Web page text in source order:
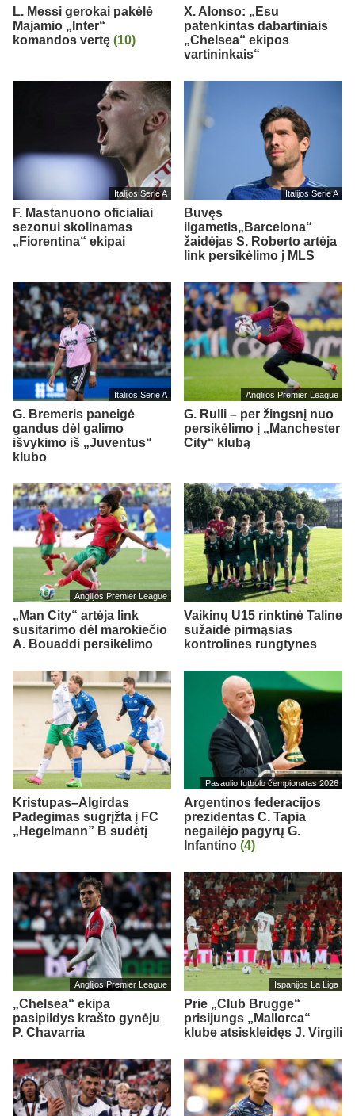
L. Messi gerokai pakėlė
Majamio „Inter“
komandos vertę (10)
X. Alonso: „Esu
patenkintas dabartiniais
„Chelsea“ ekipos
vartininkais“
Italijos Serie A
F. Mastanuono oficialiai
sezonui skolinamas
„Fiorentina“ ekipai
Italijos Serie A
Buvęs
ilgametis„Barcelona“
žaidėjas S. Roberto artėja
link persikėlimo į MLS
Italijos Serie A
G. Bremeris paneigė
gandus dėl galimo
išvykimo iš „Juventus“
klubo
Anglijos Premier League
G. Rulli – per žingsnį nuo
persikėlimo į „Manchester
City“ klubą
Anglijos Premier League
„Man City“ artėja link
susitarimo dėl marokiečio
A. Bouaddi persikėlimo
Vaikinų U15 rinktinė Taline
sužaidė pirmąsias
kontrolines rungtynes
Kristupas–Algirdas
Padegimas sugrįžta į FC
„Hegelmann” B sudėtį
Pasaulio futbolo čempionatas 2026
Argentinos federacijos
prezidentas C. Tapia
negailėjo pagyrų G.
Infantino (4)
Anglijos Premier League
„Chelsea“ ekipa
pasipildys krašto gynėju
P. Chavarria
Ispanijos La Liga
Prie „Club Brugge“
prisijungs „Mallorca“
klube atsiskleidęs J. Virgili